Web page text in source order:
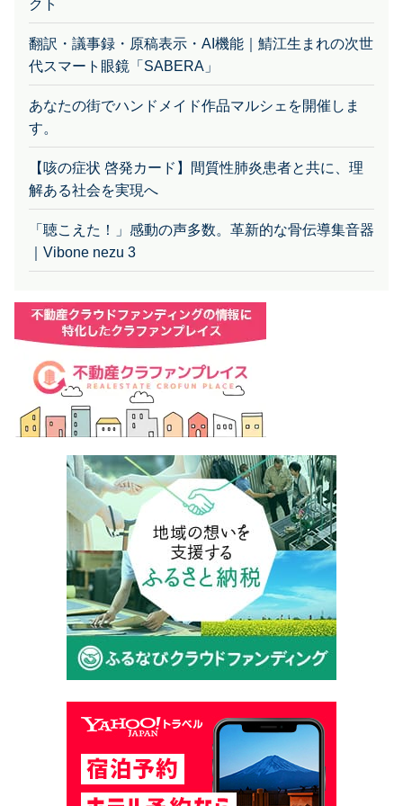
翻訳・議事録・原稿表示・AI機能｜鯖江生まれの次世
代スマート眼鏡「SABERA」
あなたの街でハンドメイド作品マルシェを開催しま
す。
【咳の症状 啓発カード】間質性肺炎患者と共に、理
解ある社会を実現へ
「聴こえた！」感動の声多数。革新的な骨伝導集音器
｜Vibone nezu 3